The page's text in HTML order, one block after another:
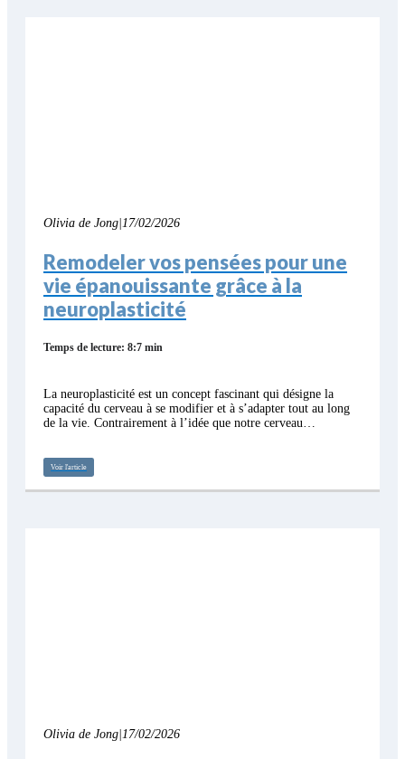
Olivia de Jong 17/02/2026
Remodeler vos pensées pour une
vie épanouissante grâce à la
neuroplasticité
Temps de lecture: 8:7 min
La neuroplasticité est un concept fascinant qui désigne la
capacité du cerveau à se modifier et à s’adapter tout au long
de la vie. Contrairement à l’idée que notre cerveau…
Voir l'article
Olivia de Jong 17/02/2026